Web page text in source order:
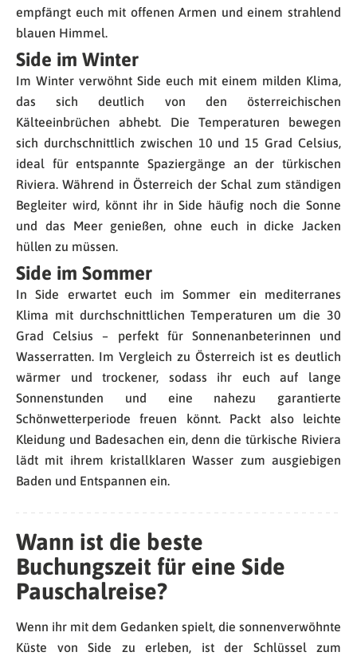
empfängt euch mit offenen Armen und einem strahlend
blauen Himmel.
Side im Winter
Im Winter verwöhnt Side euch mit einem milden Klima,
das sich deutlich von den österreichischen
Kälteeinbrüchen abhebt. Die Temperaturen bewegen
sich durchschnittlich zwischen 10 und 15 Grad Celsius,
ideal für entspannte Spaziergänge an der türkischen
Riviera. Während in Österreich der Schal zum ständigen
Begleiter wird, könnt ihr in Side häufig noch die Sonne
und das Meer genießen, ohne euch in dicke Jacken
hüllen zu müssen.
Side im Sommer
In Side erwartet euch im Sommer ein mediterranes
Klima mit durchschnittlichen Temperaturen um die 30
Grad Celsius – perfekt für Sonnenanbeterinnen und
Wasserratten. Im Vergleich zu Österreich ist es deutlich
wärmer und trockener, sodass ihr euch auf lange
Sonnenstunden und eine nahezu garantierte
Schönwetterperiode freuen könnt. Packt also leichte
Kleidung und Badesachen ein, denn die türkische Riviera
lädt mit ihrem kristallklaren Wasser zum ausgiebigen
Baden und Entspannen ein.
Wann ist die beste
Buchungszeit für eine Side
Pauschalreise?
Wenn ihr mit dem Gedanken spielt, die sonnenverwöhnte
Küste von Side zu erleben, ist der Schlüssel zum